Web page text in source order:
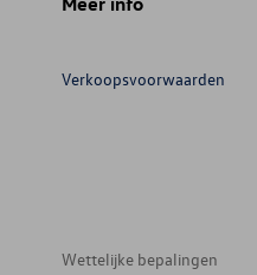
Verkoopsvoorwaarden
Wettelijke bepalingen